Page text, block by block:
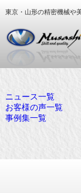
東京・山形の精密機械や
ニュース一覧
お客様の声一覧
事例集一覧